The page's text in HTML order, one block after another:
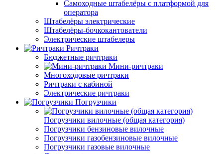
Самоходные штабелёры с платформой для
оператора
Штабелёры электрические
Штабелёры-бочкокантователи
Электрические штабелеры
Ричтраки
Бюджетные ричтраки
Мини-ричтраки
Многоходовые ричтраки
Ричтраки с кабиной
Электрические ричтраки
Погрузчики
Погрузчики вилочные (общая категория)
Погрузчики бензиновые вилочные
Погрузчики газобензиновые вилочные
Погрузчики газовые вилочные